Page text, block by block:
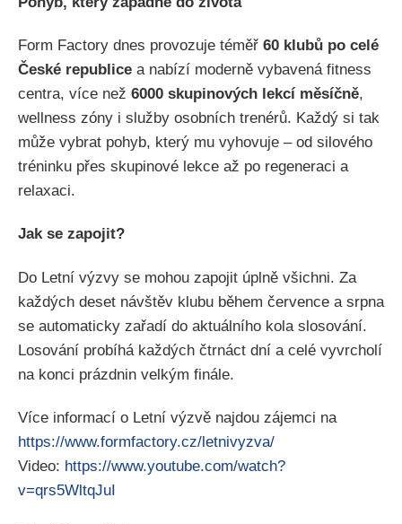
Form Factory dnes provozuje téměř 60 klubů po celé
České republice a nabízí moderně vybavená fitness
centra, více než 6000 skupinových lekcí měsíčně,
wellness zóny i služby osobních trenérů. Každý si tak
může vybrat pohyb, který mu vyhovuje – od silového
tréninku přes skupinové lekce až po regeneraci a
relaxaci.
Jak se zapojit?
Do Letní výzvy se mohou zapojit úplně všichni. Za
každých deset návštěv klubu během července a srpna
se automaticky zařadí do aktuálního kola slosování.
Losování probíhá každých čtrnáct dní a celé vyvrcholí
na konci prázdnin velkým finále.
Více informací o Letní výzvě najdou zájemci na
https://www.formfactory.cz/letnivyzva/
Video: https://www.youtube.com/watch?
v=qrs5WltqJuI